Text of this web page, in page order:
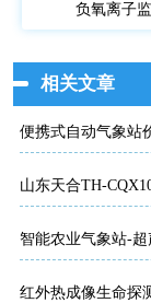
负氧离子
相关文章
便携式自动气象站
山东天合TH-
智能农业气象站-